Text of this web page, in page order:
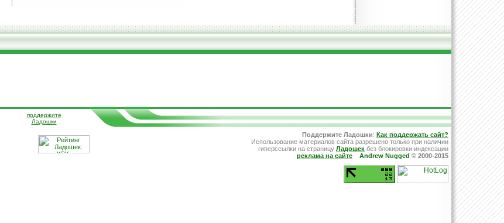
поддержите
Ладошки
Поддержите Ладошки: Как поддержать сайт?
Использование материалов сайта разрешено только при наличии
гиперссылки на страницу Ладошек без блокировки индексации
реклама на сайте
Andrew Nugged © 2000-2015